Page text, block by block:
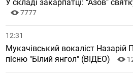
У складі закарпатці: "Азов"
7777
12:31
Мукачівський вокаліст Назарій
пісню "Білий янгол" (ВІДЕО)